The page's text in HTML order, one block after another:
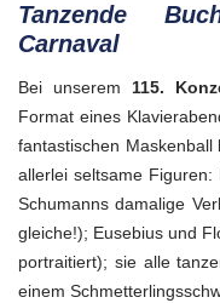
Tanzende
Carnaval
Bei unserem 115.
Format eines
fantastischen
allerlei seltsame Figuren:
Schumanns damalige
gleiche!); Eusebius und
portraitiert); sie alle
einem